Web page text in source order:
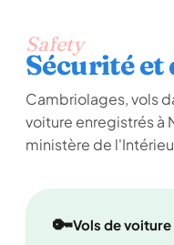
Safety
Sécurité
Cambriolages, vols
voiture enregistrés à
ministère de
🔑Vols de voiture